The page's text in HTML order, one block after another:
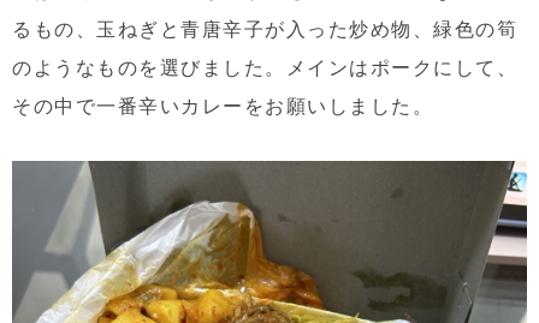
るもの、玉ねぎと青唐辛子が入った炒め物、緑色の筍
のようなものを選びました。メインはポークにして、
その中で一番辛いカレーをお願いしました。